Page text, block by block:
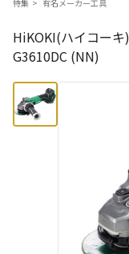
特集 有名メーカー工具
HiKOKI(ハイコー
G3610DC (NN)